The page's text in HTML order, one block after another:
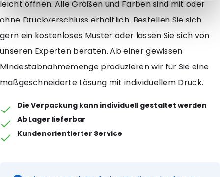
leicht öffnen. Alle Größen und Farben sind mit oder
ohne Druckverschluss erhältlich. Bestellen Sie sich
gern ein kostenloses Muster oder lassen Sie sich von
unseren Experten beraten. Ab einer gewissen
Mindestabnahmemenge produzieren wir für Sie eine
maßgeschneiderte Lösung mit individuellem Druck.
Die Verpackung kann individuell gestaltet werden
Ab Lager lieferbar
Kundenorientierter Service